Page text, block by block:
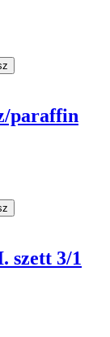
paraffin
szett 3/1